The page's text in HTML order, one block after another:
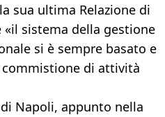
sua ultima Relazione di
«il sistema della gestione
si è sempre basato e
di attività
Napoli, appunto nella